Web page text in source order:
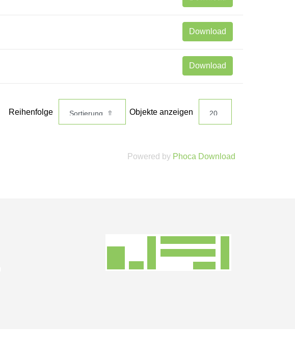
Download
Download
Reihenfolge Objekte anzeigen
Powered by Phoca Download